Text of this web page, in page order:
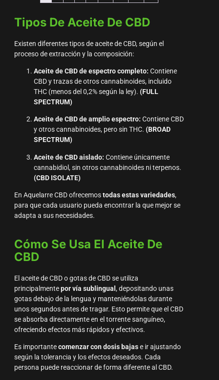
Tipos De Aceite De CBD
Existen diferentes tipos de aceite de CBD, según el
proceso de extracción y la composición:
Aceite de CBD de espectro completo: Contiene
CBD y trazas de otros cannabinoides, incluido
THC (menos del 0,2% según la ley). (FULL
SPECTRUM)
Aceite de CBD de amplio espectro: Contiene CBD
y otros cannabinoides, pero sin THC. (BROAD
SPECTRUM)
Aceite de CBD aislado: Contiene únicamente
cannabidiol, sin otros cannabinoides ni terpenos.
(CBD ISOLATE)
En Aquelarre CBD ofrecemostodas estas variedades,
para que cada usuario pueda encontrar la que mejor se
adapta a sus necesidades.
Cómo Se Usa El Aceite De
CBD
El aceite de CBD o gotas de CBD se utiliza
principalmentepor vía sublingual , depositando unas
gotas debajo de la lengua y manteniéndolas durante
unos segundos antes de tragar. Esto permite que el CBD
se absorba directamente en el torrente sanguíneo,
ofreciendo efectos más rápidos y efectivos.
Es importantecomenzar con dosis bajase ir ajustando
según la tolerancia y los efectos deseados. Cada
persona puede reaccionar de forma diferente al CBD.